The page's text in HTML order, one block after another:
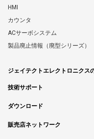
HMI
カウンタ
ACサーボシステム
製品廃止情報（廃型シリーズ）
ジェイテクトエレクトロニクス
技術サポート
ダウンロード
販売店ネットワーク